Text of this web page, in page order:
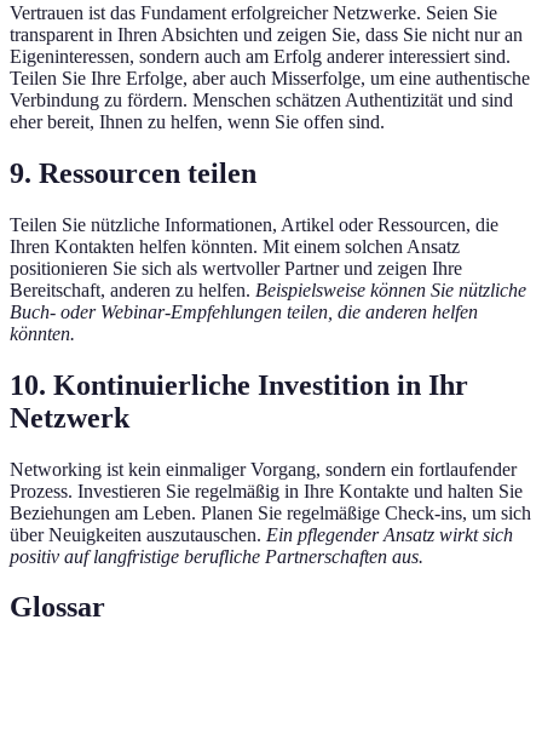
Vertrauen ist das Fundament erfolgreicher Netzwerke. Seien Sie
transparent in Ihren Absichten und zeigen Sie, dass Sie nicht nur an
Eigeninteressen, sondern auch am Erfolg anderer interessiert sind.
Teilen Sie Ihre Erfolge, aber auch Misserfolge, um eine authentische
Verbindung zu fördern. Menschen schätzen Authentizität und sind
eher bereit, Ihnen zu helfen, wenn Sie offen sind.
9. Ressourcen teilen
Teilen Sie nützliche Informationen, Artikel oder Ressourcen, die
Ihren Kontakten helfen könnten. Mit einem solchen Ansatz
positionieren Sie sich als wertvoller Partner und zeigen Ihre
Bereitschaft, anderen zu helfen. Beispielsweise können Sie nützliche
Buch- oder Webinar-Empfehlungen teilen, die anderen helfen
könnten.
10. Kontinuierliche Investition in Ihr
Netzwerk
Networking ist kein einmaliger Vorgang, sondern ein fortlaufender
Prozess. Investieren Sie regelmäßig in Ihre Kontakte und halten Sie
Beziehungen am Leben. Planen Sie regelmäßige Check-ins, um sich
über Neuigkeiten auszutauschen. Ein pflegender Ansatz wirkt sich
positiv auf langfristige berufliche Partnerschaften aus.
Glossar